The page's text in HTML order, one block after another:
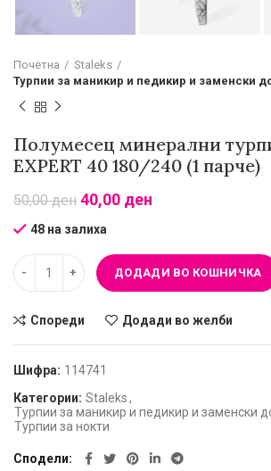
Почетна
Staleks
Турпии за маникир и педикир и заменски
Полумесец минерални
EXPERT 40 180/240 (1 парче)
50,00ден 40,00 ден
48 на залиха
ДОДАДИ ВО КОШНИЧКА
Спореди Додади во желби
Шифра: 114741
Категории: Staleks,
Турпии за маникир и педикир и заменски
Турпии за нокти
Сподели